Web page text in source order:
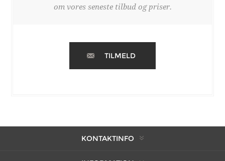
om vores seneste tilbud og priser.
TILMELD
KONTAKTINFO